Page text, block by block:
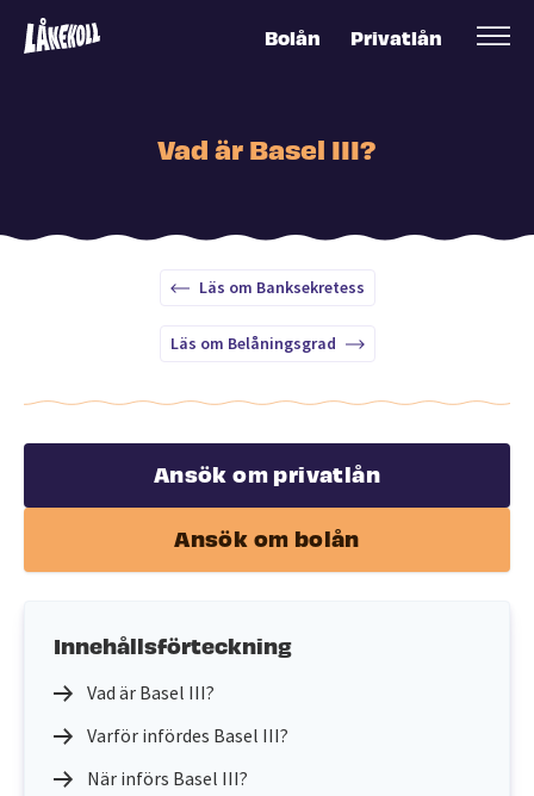
Bolån Privatlån
Vad är Basel III?
Läs om Banksekretess
Läs om Belåningsgrad
Ansök om privatlån
Ansök om bolån
Innehållsförteckning
Vad är Basel III?
Varför infördes Basel III?
När införs Basel III?